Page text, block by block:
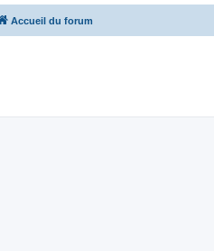
Accueil du forum